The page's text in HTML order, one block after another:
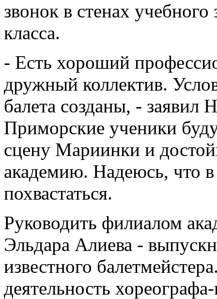
звонок в стенах
класса.
- Есть хороший
дружный коллектив.
балета созданы, - заявил
Приморские ученики
сцену Мариинки и
академию. Надеюсь, что
похвастаться.
Руководить филиалом
Эльдара Алиева -
известного
деятельность